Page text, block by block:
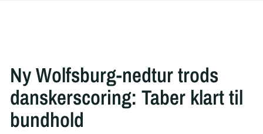
Ny Wolfsburg-nedtur trods
danskerscoring: Taber klart til
bundhold